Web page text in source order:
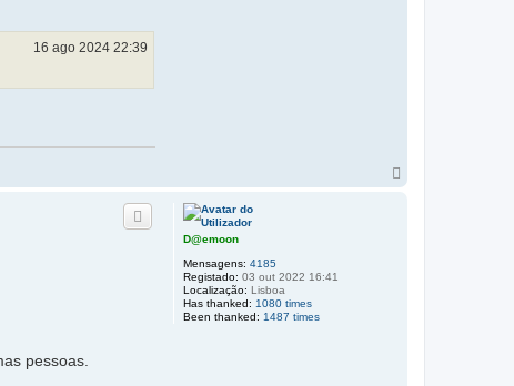
16 ago 2024 22:39
D@emoon
Mensagens: 4185
Registado: 03 out 2022 16:41
Localização: Lisboa
Has thanked: 1080 times
Been thanked: 1487 times
pessoas.